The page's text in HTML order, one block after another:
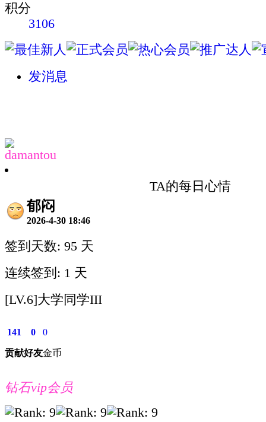
积分
3106
发消息
damantou
TA的每日心情
郁闷
2026-4-30 18:46
签到天数: 95 天
连续签到: 1 天
[LV.6]大学同学III
141
贡献
0
好友
0
金币
钻石vip会员